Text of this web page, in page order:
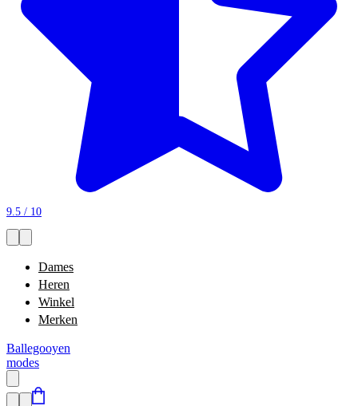
9.5 / 10
Dames
Heren
Winkel
Merken
Ballegooyen
modes